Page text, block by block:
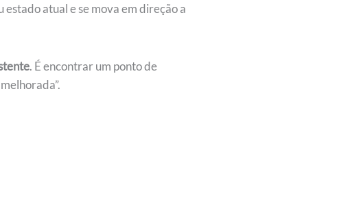
atual e se mova em direção a
. É encontrar um ponto de